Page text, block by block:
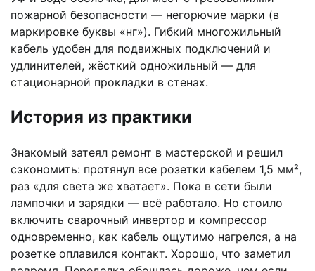
пожарной безопасности — негорючие марки (в
маркировке буквы «нг»). Гибкий многожильный
кабель удобен для подвижных подключений и
удлинителей, жёсткий одножильный — для
стационарной прокладки в стенах.
История из практики
Знакомый затеял ремонт в мастерской и решил
сэкономить: протянул все розетки кабелем 1,5 мм²,
раз «для света же хватает». Пока в сети были
лампочки и зарядки — всё работало. Но стоило
включить сварочный инвертор и компрессор
одновременно, как кабель ощутимо нагрелся, а на
розетке оплавился контакт. Хорошо, что заметил